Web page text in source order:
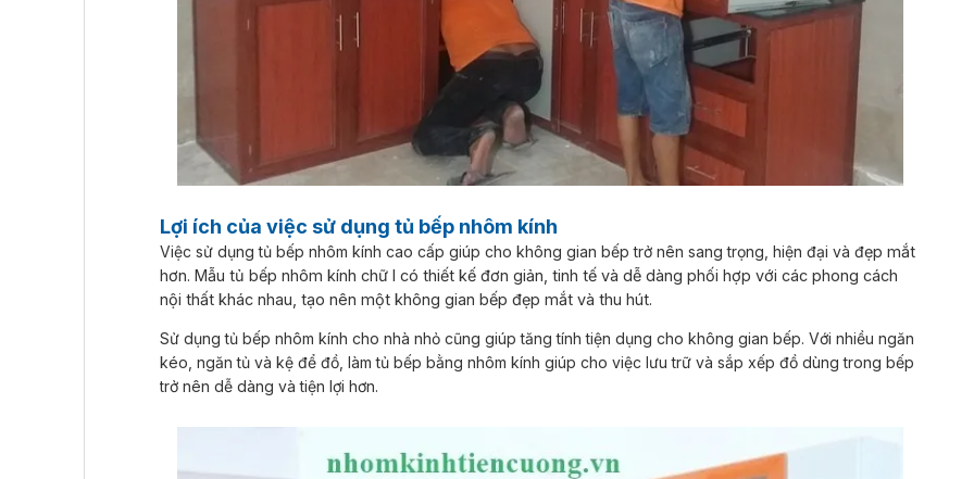
Lợi ích của việc sử dụng tủ bếp nhôm kính
Việc sử dụng tủ bếp nhôm kính cao cấp giúp cho không gian bếp trở nên sang trọng, hiện đại và đẹp mắt
hơn. Mẫu tủ bếp nhôm kính chữ l có thiết kế đơn giản, tinh tế và dễ dàng phối hợp với các phong cách
nội thất khác nhau, tạo nên một không gian bếp đẹp mắt và thu hút.
Sử dụng tủ bếp nhôm kính cho nhà nhỏ cũng giúp tăng tính tiện dụng cho không gian bếp. Với nhiều ngăn
kéo, ngăn tủ và kệ để đồ, làm tủ bếp bằng nhôm kính giúp cho việc lưu trữ và sắp xếp đồ dùng trong bếp
trở nên dễ dàng và tiện lợi hơn.